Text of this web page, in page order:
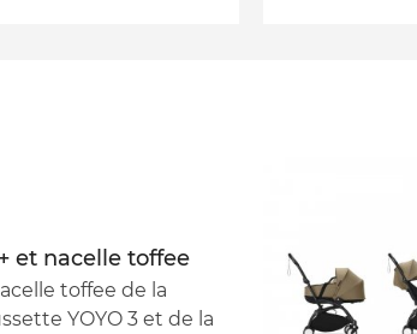
et nacelle toffee
toffee de la
YOYO 3 et de la